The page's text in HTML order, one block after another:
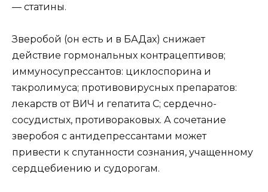
— статины.
Зверобой (он есть и в БАДах) снижает
действие гормональных контрацептивов;
иммуносупрессантов: циклоспорина и
такролимуса; противовирусных препаратов:
лекарств от ВИЧ и гепатита C; сердечно-
сосудистых, противораковых. А сочетание
зверобоя с антидепрессантами может
привести к спутанности сознания, учащенному
сердцебиению и судорогам.